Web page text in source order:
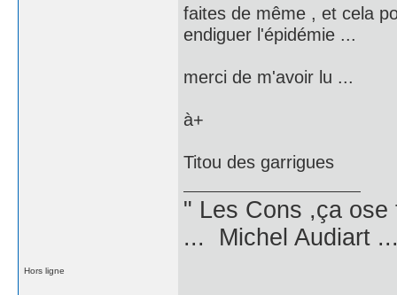
faites de même , et cela
endiguer l'épidémie ...
merci de m'avoir lu ...
à+
Titou des garrigues
" Les Cons ,ça
... Michel Audiart
Hors ligne